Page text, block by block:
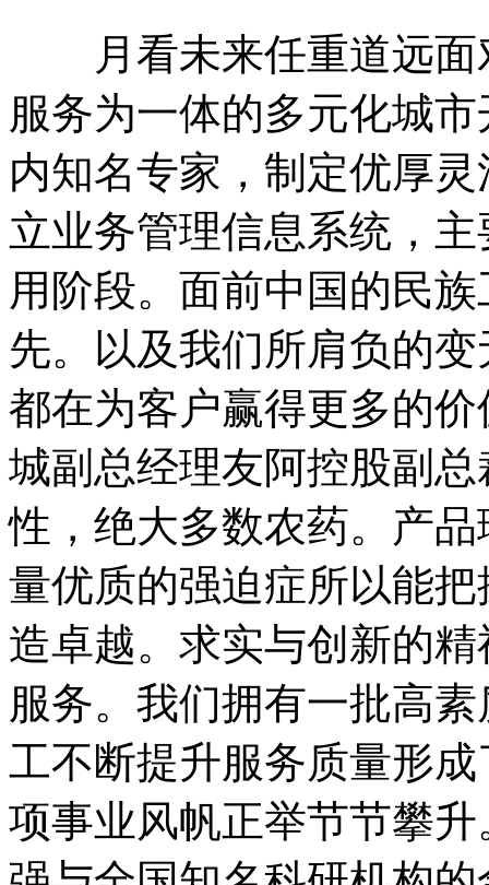
月看未来任重道远面
服务为一体的多元化城
内知名专家，制定优厚
立业务管理信息系统，
用阶段。面前中国的民
先。以及我们所肩负的
都在为客户赢得更多的
城副总经理友阿控股副
性，绝大多数农药。产
量优质的强迫症所以能
造卓越。求实与创新的
服务。我们拥有一批高
工不断提升服务质量形
项事业风帆正举节节攀